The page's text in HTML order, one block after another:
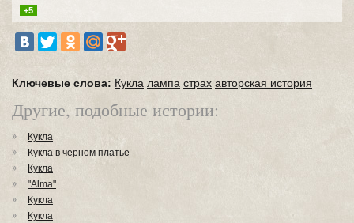
+5
Ключевые слова: Кукла лампа страх авторская история
Другие, подобные истории:
Кукла
Кукла в черном платье
Кукла
"Alma"
Кукла
Кукла